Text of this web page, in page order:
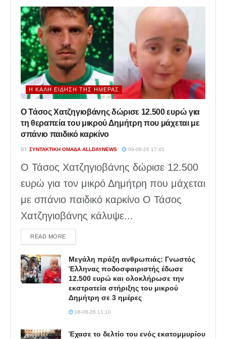
Η ΚΑΛΉ ΕΊΔΗΣΗ ΤΗΣ ΗΜΈΡΑΣ
Ο Τάσος Χατζηγιοβάνης δώρισε 12.500 ευρώ για
τη θεραπεία του μικρού Δημήτρη που μάχεται με
σπάνιο παιδικό καρκίνο
BY ΣΥΝΤΑΚΤΙΚΉ ΟΜΆΔΑ ALLDAYNEWS 09-08-26 17:45
Ο Τάσος Χατζηγιοβάνης δώρισε 12.500
ευρώ για τον μικρό Δημήτρη που μάχεται
με σπάνιο παιδικό καρκίνο Ο Τάσος
Χατζηγιοβάνης κάλυψε...
READ MOREDETAILS
Μεγάλη πράξη ανθρωπιάς: Γνωστός
Έλληνας ποδοσφαιριστής έδωσε
12.500 ευρώ και ολοκλήρωσε την
εκστρατεία στήριξης του μικρού
Δημήτρη σε 3 ημέρες
08-08-26 11:10
Έχασε το δελτίο του ενός εκατομμυρίου